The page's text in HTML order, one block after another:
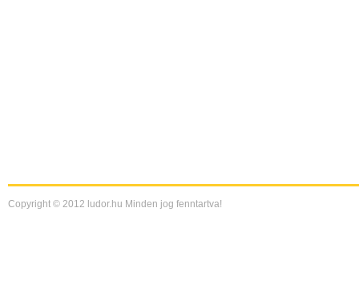
Copyright © 2012 ludor.hu Minden jog fenntartva!